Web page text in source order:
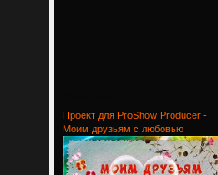
Проект для ProShow Producer -
Моим друзьям с любовью